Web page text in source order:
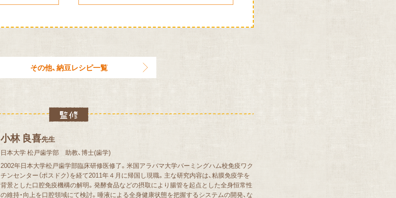
その他、納豆レシピ一覧
小林 良喜先生
日本大学 松戸歯学部 助教、博士(歯学)
2002年日本大学松戸歯学部臨床研修医修了。米国アラバマ大学バーミングハム校免疫ワク
チンセンター（ポスドク）を経て2011年４月に帰国し現職。主な研究内容は、粘膜免疫学を
背景とした口腔免疫機構の解明。発酵食品などの摂取により腸管を起点とした全身恒常性
の維持・向上を口腔領域にて検討。唾液による全身健康状態を把握するシステムの開発、な